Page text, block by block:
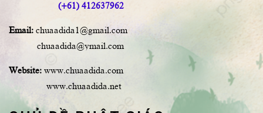
(+61) 412637962
Email: chuaadida1@gmail.com
chuaadida@ymail.com
Website: www.chuaadida.com
www.chuaadida.net